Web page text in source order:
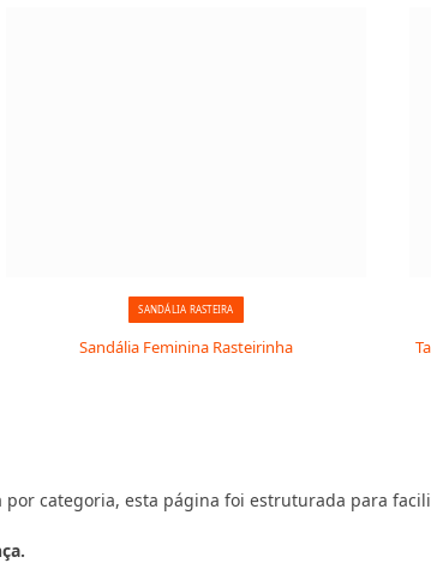
SANDÁLIA RASTEIRA
Sandália Feminina Rasteirinha
categoria, esta página foi estruturada para